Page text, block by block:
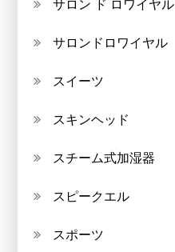
サロン ド ロワイヤル
サロンドロワイヤル
スイーツ
スキンヘッド
スチーム式加湿器
スピークエル
スポーツ